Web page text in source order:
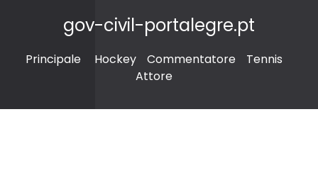
gov-civil-portalegre.pt
Principale Hockey Commentatore
Tennis
Attore